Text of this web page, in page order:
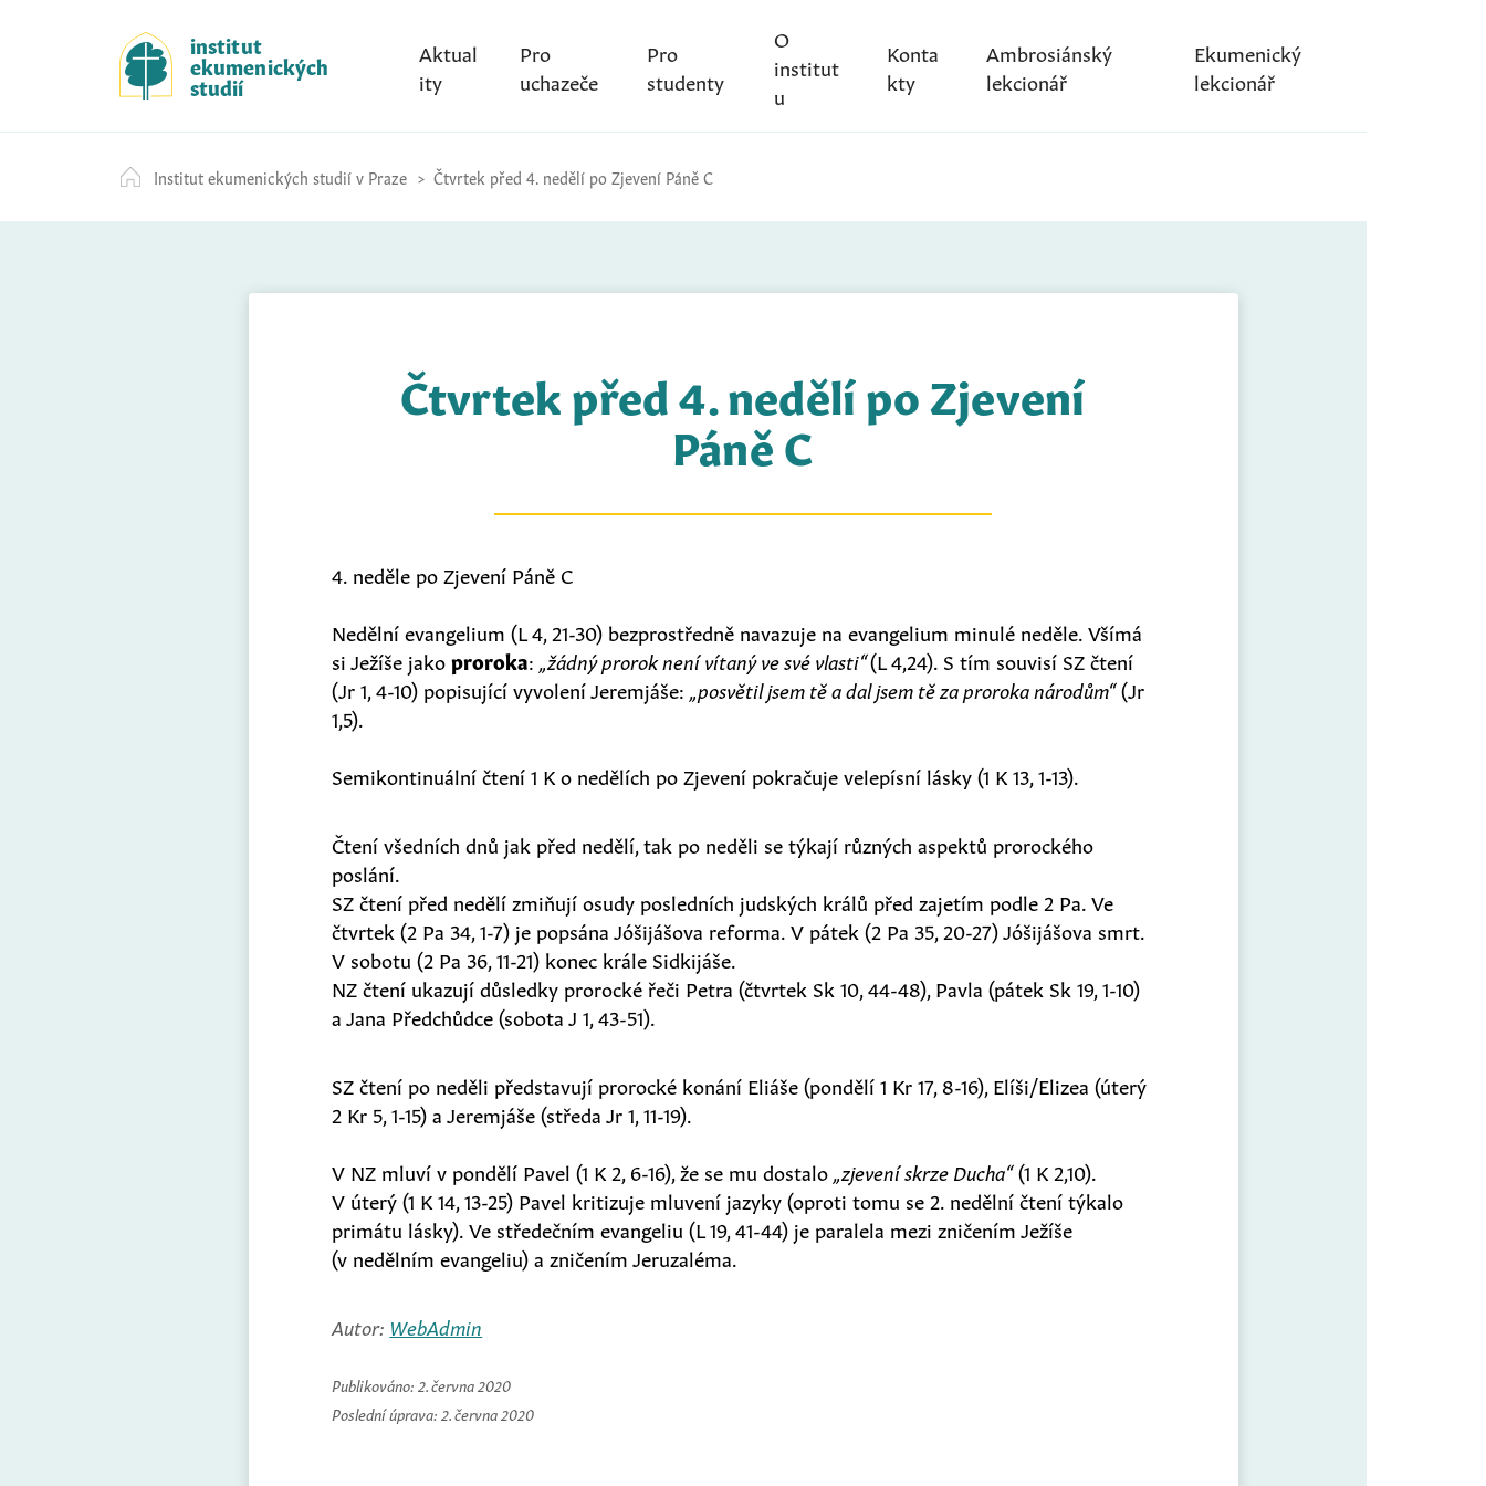
k
i
p
t
c
o
institut
ekumenických
studií
Aktual
ity
Pro
uchazeče
Pro
studenty
O
institut
u
Konta
kty
Ambrosiánský
lekcionář
Ekumenický
lekcionář
Institut ekumenických studií v Praze Čtvrtek před 4. nedělí po Zjevení Páně C
Čtvrtek před 4. nedělí po Zjevení
Páně C
4. neděle po Zjevení Páně C
Nedělní evangelium (L 4, 21-30) bezprostředně navazuje na evangelium minulé neděle. Všímá
si Ježíše jakoproroka: „žádný prorok není vítaný ve své vlasti“(L 4,24). S tím souvisí SZ čtení
(Jr 1, 4-10) popisující vyvolení Jeremjáše: „posvětil jsem tě a dal jsem tě za proroka národům“(Jr
1,5).
Semikontinuální čtení 1 K o nedělích po Zjevení pokračuje velepísní lásky (1 K 13, 1-13).
Čtení všedních dnů jak před nedělí, tak po neděli se týkají různých aspektů prorockého
poslání.
SZ čtení před nedělí zmiňují osudy posledních judských králů před zajetím podle 2 Pa. Ve
čtvrtek (2 Pa 34, 1-7) je popsána Jóšijášova reforma. V pátek (2 Pa 35, 20-27) Jóšijášova smrt.
V sobotu (2 Pa 36, 11-21) konec krále Sidkijáše.
NZ čtení ukazují důsledky prorocké řeči Petra (čtvrtek Sk 10, 44-48), Pavla (pátek Sk 19, 1-10)
a Jana Předchůdce (sobota J 1, 43-51).
SZ čtení po neděli představují prorocké konání Eliáše (pondělí 1 Kr 17, 8-16), Elíši/Elizea (úterý
2 Kr 5, 1-15) a Jeremjáše (středa Jr 1, 11-19).
V NZ mluví v pondělí Pavel (1 K 2, 6-16), že se mu dostalo „zjevení skrze Ducha“(1 K 2,10).
V úterý (1 K 14, 13-25) Pavel kritizuje mluvení jazyky (oproti tomu se 2. nedělní čtení týkalo
primátu lásky). Ve středečním evangeliu (L 19, 41-44) je paralela mezi zničením Ježíše
(v nedělním evangeliu) a zničením Jeruzaléma.
Autor: WebAdmin
Publikováno: 2. června 2020
Poslední úprava: 2. června 2020